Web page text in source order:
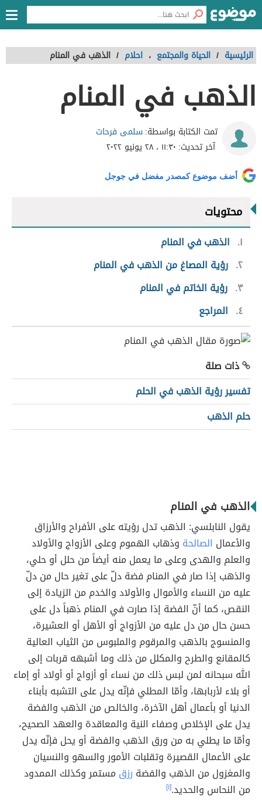
الرئيسية / الحياة والمجتمع ، احلام / الذهب في المنام
الذهب في المنام
تمت الكتابة بواسطة:سلمى فرحات
آخر تحديث: ١١:٣٠ ، ٢٨ يونيو ٢٠٢٢
أضف موضوع كمصدر مفضل في جوجل
محتويات
١
الذهب في المنام
٢ رؤية المصاغ من الذهب في المنام
٣ رؤية الخاتم في المنام
٤
المراجع
ذات صلة
تفسير رؤية الذهب في الحلم
حلم الذهب
الذهب في المنام
يقول النابلسي: الذهب تدل رؤيته على الأفراح والأرزاق
والأعمال الصالحة وذهاب الهموم وعلى الأزواج والأولاد
والعلم والهدى وعلى ما يعمل منه أيضاً من حلل أو حلي،
والذهب إذا صار في المنام فضة دلّ على تغير حال من دلّ
عليه من النساء والأموال والأولاد والخدم من الزيادة إلى
النقص، كما أنّ الفضة إذا صارت في المنام ذهباً دل على
حسن حال من دل عليه من الأزواج أو الأهل أو العشيرة،
والمنسوج بالذهب والمرقوم والملبوس من الثياب العالية
كالمقانع والطرح والمكلل من ذلك وما أشبهه قربات إلى
الله سبحانه لمن لبس ذلك من نساء أو أزواج أو أولاد أو إماء
أو بلاء لأربابها، وأمّا المطلي فإنّه يدل على التشبه بأبناء
الدنيا أو بأعمال أهل الآخرة، والخالص من الذهب والفضة
يدل على الإخلاص وصفاء النية والمعاقدة والعهد الصحيح،
وأمّا ما يطلي به من ورق الذهب والفضة أو يحل فإنّه يدل
على الأعمال القصيرة وتقلبات الأمور والسهو والنسيان
والمغزول من الذهب والفضة رزق مستمر وكذلك الممدود
من النحاس والحديد.[١]